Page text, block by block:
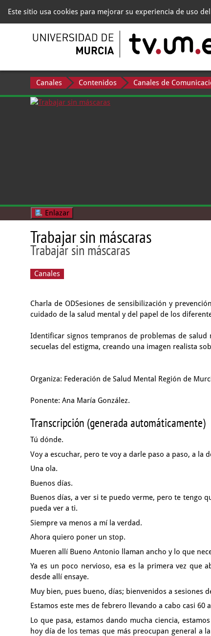
Este sitio usa cookies para mejorar su experiencia de uso
Canales Contenidos Canales de
Enlazar
Trabajar sin máscaras
Trabajar sin máscaras
Canales
Charla de ODSesiones de sensibilización y
cuidado de la salud mental y del papel de los
Identificar signos tempranos de problemas de
secuelas del estigma, creando una imagen realista
Organiza: Federación de Salud Mental Región de
Ponente: Ana María González.
Transcripción (generada automáticamente)
Tú dónde.
Voy a escuchar, pero te voy a darle paso a paso, a la
Una ola.
Buenos días.
Buenos días, a ver si te puedo verme, pero te tengo
pueda ver a ti.
Siempre va menos a mí la verdad.
Ahora quiero poner un stop.
Mueren allí Bueno Antonio llaman ancho y lo que
Ya es un poco nervioso, esa es la primera vez que
desde allí ensaye.
Muy bien, pues bueno, días; bienvenidos a sesiones
Estamos este mes de febrero llevando a cabo casi 60
Lo que pasa, estamos dando mucha ciencia,
hoy díade los temas que más preocupan general a